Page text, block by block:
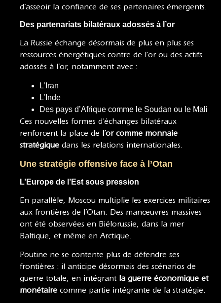
d’asseoir la confiance de ses partenaires émergents.
Des partenariats bilatéraux adossés à l’or
La Russie échange désormais de plus en plus ses
ressources énergétiques contre de l’or ou des actifs
adossés à l’or, notamment avec :
L’Iran
L’Inde
Des pays d’Afrique comme le Soudan ou le Mali
Ces nouvelles formes d’échanges bilatéraux
renforcent la place de l’or comme monnaie
stratégique dans les relations internationales.
Une stratégie offensive face à l’Otan
L’Europe de l’Est sous pression
En parallèle, Moscou multiplie les exercices militaires
aux frontières de l’Otan. Des manœuvres massives
ont été observées en Biélorussie, dans la mer
Baltique, et même en Arctique.
Poutine ne se contente plus de défendre ses
frontières : il anticipe désormais des scénarios de
guerre totale, en intégrant la guerre économique et
monétaire comme partie intégrante de la stratégie.